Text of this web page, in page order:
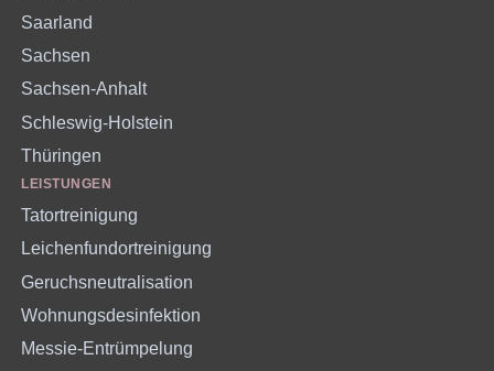
Saarland
Sachsen
Sachsen-Anhalt
Schleswig-Holstein
Thüringen
LEISTUNGEN
Tatortreinigung
Leichenfundortreinigung
Geruchsneutralisation
Wohnungsdesinfektion
Messie-Entrümpelung